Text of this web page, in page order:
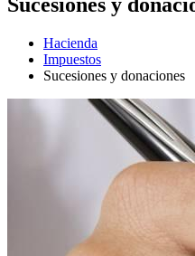
Hacienda
Impuestos
Sucesiones y donaciones